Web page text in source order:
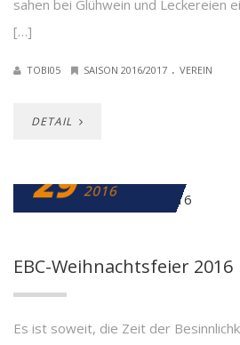
sahen bei Glühwein und Leckereien
[…]
TOBI05 SAISON 2016/2017 . VEREIN
DETAIL
29 2016
EBC-Weihnachtsfeier 2016
Es ist soweit, die Zeit der